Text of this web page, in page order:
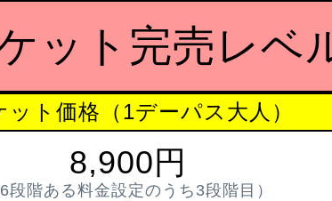
ット完売レベ
ット価格（1デーパス大人）
8,900円
6段階ある料金設定のうち3段階目）